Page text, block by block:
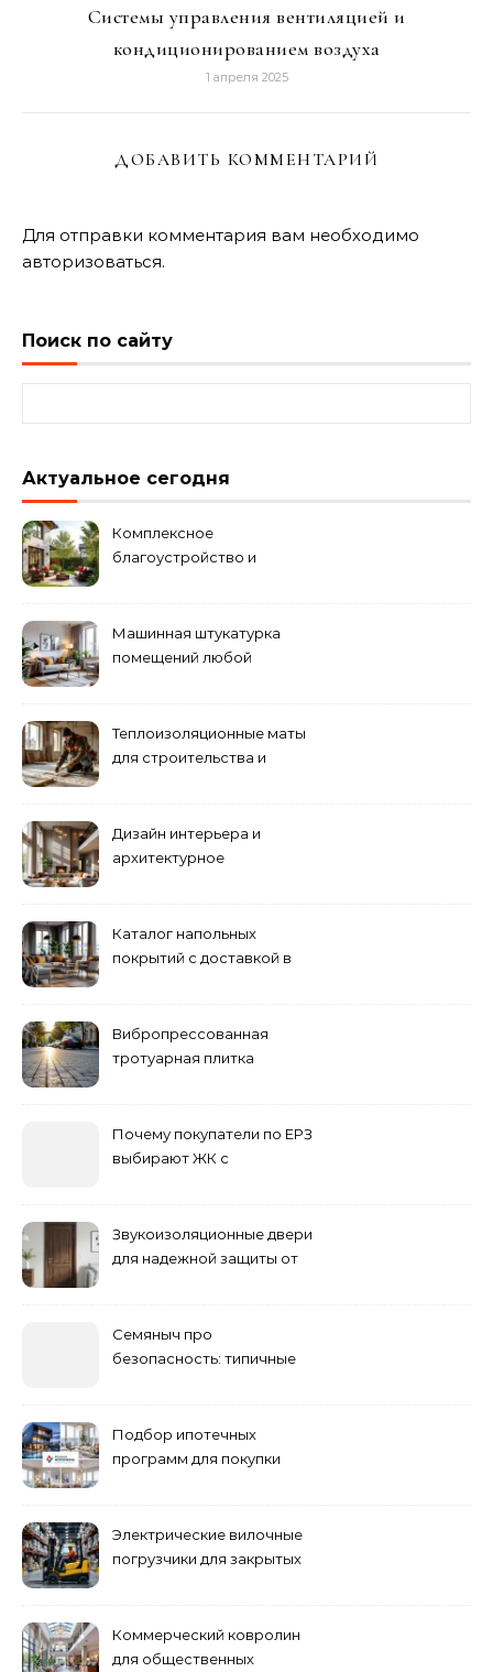
Системы управления вентиляцией и
кондиционированием воздуха
1 апреля 2025
ДОБАВИТЬ КОММЕНТАРИЙ
Для отправки комментария вам необходимо
авторизоваться.
Поиск по сайту
Актуальное сегодня
Комплексное
благоустройство и
Машинная штукатурка
помещений любой
Теплоизоляционные маты
для строительства и
Дизайн интерьера и
архитектурное
Каталог напольных
покрытий с доставкой в
Вибропрессованная
тротуарная плитка
Почему покупатели по ЕРЗ
выбирают ЖК с
Звукоизоляционные двери
для надежной защиты от
Семяныч про
безопасность: типичные
Подбор ипотечных
программ для покупки
Электрические вилочные
погрузчики для закрытых
Коммерческий ковролин
для общественных